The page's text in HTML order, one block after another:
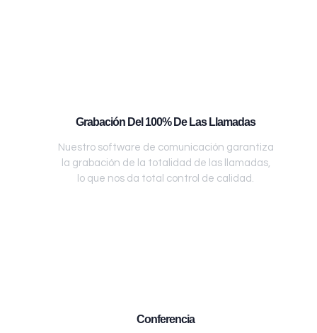
Grabación Del 100% De Las Llamadas
Nuestro software de comunicación garantiza
la grabación de la totalidad de las llamadas,
lo que nos da total control de calidad.
Conferencia